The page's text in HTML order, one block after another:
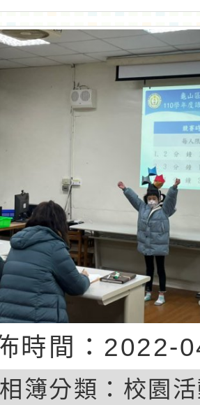
時間：2022-
相簿分類： 校園